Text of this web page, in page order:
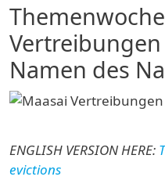
Namen des
ENGLISH VERSION HERE:
evictions